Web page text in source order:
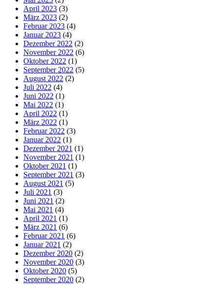
April 2023 (3)
März 2023 (2)
Februar 2023 (4)
Januar 2023 (4)
Dezember 2022 (2)
November 2022 (6)
Oktober 2022 (1)
September 2022 (5)
August 2022 (2)
Juli 2022 (4)
Juni 2022 (1)
Mai 2022 (1)
April 2022 (1)
März 2022 (1)
Februar 2022 (3)
Januar 2022 (1)
Dezember 2021 (1)
November 2021 (1)
Oktober 2021 (1)
September 2021 (3)
August 2021 (5)
Juli 2021 (3)
Juni 2021 (2)
Mai 2021 (4)
April 2021 (1)
März 2021 (6)
Februar 2021 (6)
Januar 2021 (2)
Dezember 2020 (2)
November 2020 (3)
Oktober 2020 (5)
September 2020 (2)